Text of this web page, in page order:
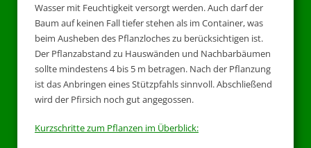
Wasser mit Feuchtigkeit versorgt werden. Auch darf der
Baum auf keinen Fall tiefer stehen als im Container, was
beim Ausheben des Pflanzloches zu berücksichtigen ist.
Der Pflanzabstand zu Hauswänden und Nachbarbäumen
sollte mindestens 4 bis 5 m betragen. Nach der Pflanzung
ist das Anbringen eines Stützpfahls sinnvoll. Abschließend
wird der Pfirsich noch gut angegossen.
Kurzschritte zum Pflanzen im Überblick: